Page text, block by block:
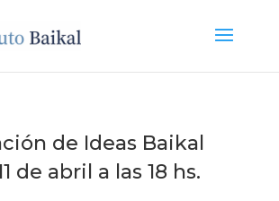
de Ideas Baikal
de abril a las 18 hs.